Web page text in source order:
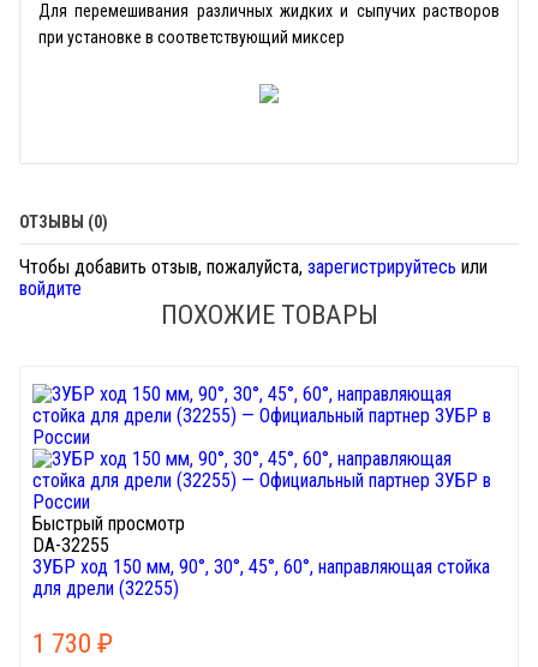
Для перемешивания различных жидких и сыпучих растворов
при установке в соответствующий миксер
ОТЗЫВЫ (0)
Чтобы добавить отзыв, пожалуйста, зарегистрируйтесь или
войдите
ПОХОЖИЕ ТОВАРЫ
Быстрый просмотр
DA-32255
ЗУБР ход 150 мм, 90°, 30°, 45°, 60°, направляющая стойка
для дрели (32255)
1 730 ₽